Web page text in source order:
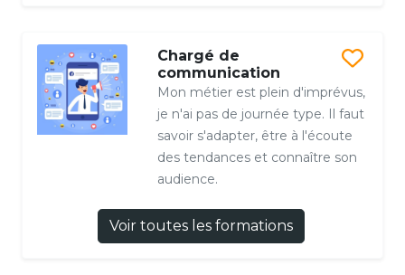
Chargé de
communication
Mon métier est plein d'imprévus,
je n'ai pas de journée type. Il faut
savoir s'adapter, être à l'écoute
des tendances et connaître son
audience.
Voir toutes les formations